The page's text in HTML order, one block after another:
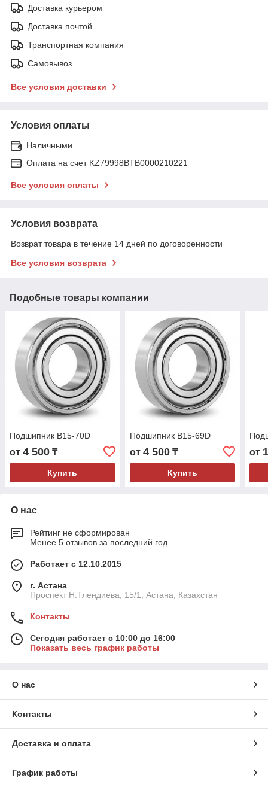
Доставка курьером
Доставка почтой
Транспортная компания
Самовывоз
Все условия доставки
Условия оплаты
Наличными
Оплата на счет KZ79998BTB0000210221
Все условия оплаты
Условия возврата
Возврат товара в течение 14 дней по договоренности
Все условия возврата
Подобные товары компании
Подшипник B15-70D
от 4 500 ₸
Купить
Подшипник B15-69D
от 4 500₸
Купить
от
О нас
Рейтинг не сформирован
Менее 5 отзывов за последний год
Работает с 12.10.2015
г. Астана
Проспект Н.Тлендиева, 15/1, Астана, Казахстан
Контакты
Сегодня работает с 10:00 до 16:00
Показать весь график работы
О нас
Контакты
Доставка и оплата
График работы